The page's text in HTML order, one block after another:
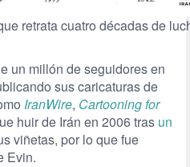
retrata cuatro décadas de
un millón de seguidores en
sus caricaturas de
IranWire, Cartooning for
huir de Irán en 2006 tras un
viñetas, por lo que fue
Evin.